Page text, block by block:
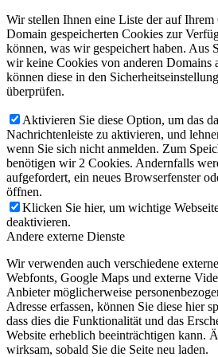
Wir stellen Ihnen eine Liste der auf Ihrem
Domain gespeicherten Cookies zur
können, was wir gespeichert haben. Aus
wir keine Cookies von anderen Domains
können diese in den
überprüfen.
Aktivieren Sie diese Option, um das
Nachrichtenleiste zu aktivieren, und
wenn Sie sich nicht anmelden. Zum
benötigen wir 2 Cookies. Andernfalls
aufgefordert, ein neues Browserfenster
öffnen.
Klicken Sie hier, um wichtige
deaktivieren.
Andere externe Dienste
Wir verwenden auch verschiedene
Webfonts, Google Maps und externe
Anbieter möglicherweise
Adresse erfassen, können Sie diese hier
dass dies die Funktionalität und das
Website erheblich beeinträchtigen kann.
wirksam, sobald Sie die Seite neu laden.